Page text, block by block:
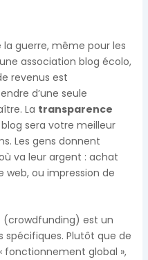
la guerre, même pour les
association blog écolo,
revenus est
d’une seule
La transparence
sera votre meilleur
Les gens donnent
va leur argent : achat
web, ou impression de
(crowdfunding) est un
spécifiques. Plutôt que de
fonctionnement global »,